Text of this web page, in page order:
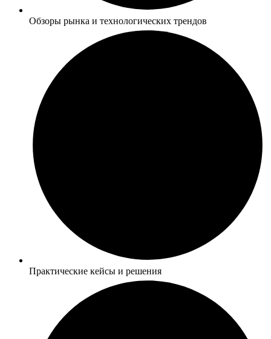
Обзоры рынка и технологических трендов
Практические кейсы и решения